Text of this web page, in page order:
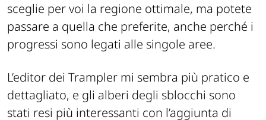
sceglie per voi la regione ottimale, ma potete
passare a quella che preferite, anche perché i
progressi sono legati alle singole aree.
L’editor dei Trampler mi sembra più pratico e
dettagliato, e gli alberi degli sblocchi sono
stati resi più interessanti con l’aggiunta di